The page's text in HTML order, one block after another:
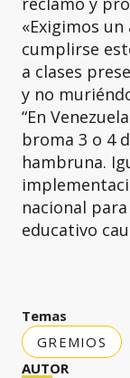
«Exigimos
cumplirse
a clases
y no
“En
broma 3 o 4
hambruna.
nacional
educativo
Temas
GREMIOS
AUTOR